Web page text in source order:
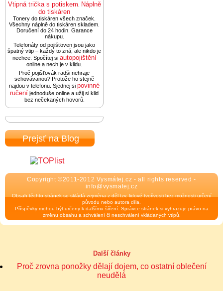
Vtipná trička s potiskem Náplně
do tiskáren
Tonery do tiskáren všech značek.
Všechny náplně do tiskáren skladem.
Doručení do 24 hodin. Garance
nákupu.
Telefonáty od pojišťoven jsou jako
špatný vtip – každý to zná, ale nikdo je
nechce. Spočítej si autopojištění
online a nech je v klidu.
Proč pojišťovák radši nehraje
schovávanou? Protože ho stejně
najdou v telefonu. Sjednej si povinné
ručení jednoduše online a užij si klid
bez nečekaných hovorů.
Prejsť na Blog
Copyright ©2011-2012 Vysmátej.cz - all rights reserved -
info@vysmatej.cz
Obsah těchto stránek se skládá zejména z děl tzv. lidové tvořivosti bez možnosti určení
původu nebo autora díla.
Příspěvky mohou být určeny k dalšímu šíření. Správce stránek si vyhrazuje právo na
změnu obsahu a schválení či neschválení vkládaných vtipů.
Další články
Proč zrovna ponožky dělají dojem, co ostatní oblečení
neudělá